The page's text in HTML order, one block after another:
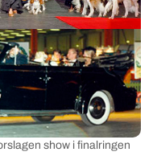
show i finalringen